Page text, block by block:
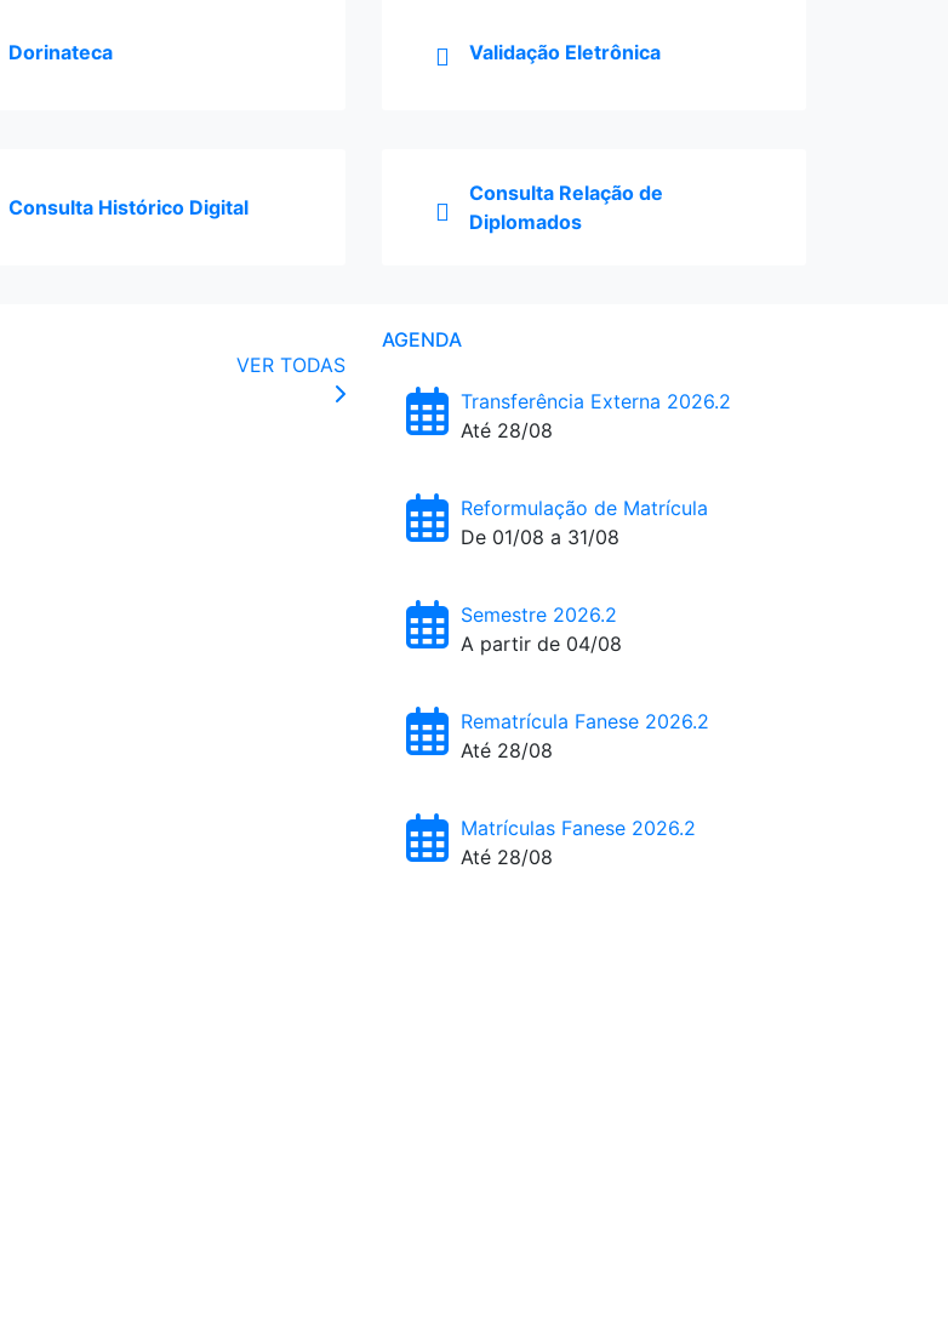
Dorinateca Validação Eletrônica
Consulta Histórico Digital
Consulta Relação de
Diplomados
VER TODAS
AGENDA
Transferência Externa 2026.2
Até 28/08
Reformulação de Matrícula
De 01/08 a 31/08
Semestre 2026.2
A partir de 04/08
Rematrícula Fanese 2026.2
Até 28/08
Matrículas Fanese 2026.2
Até 28/08